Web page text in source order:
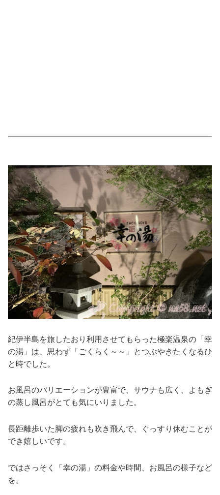
紀伊半島を旅したおり利用させてもらった極楽温泉の「幸
の湯」は、思わず「ごくらく～～」とつぶやきたくなるひ
と時でした。
お風呂のバリエーションが豊富で、サウナも広く、よもぎ
の蒸し風呂がとても気にいりました。
長距離歩いた脚の疲れも吹き飛んで、ぐっすり休むことが
でき嬉しいです。
ではさっそく「幸の湯」の料金や時間、お風呂の様子など
を。